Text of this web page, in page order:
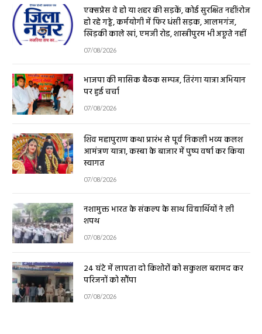
एक्सप्रेस वे हो या शहर की सड़कें, कोई सुरक्षित नहीं!रोज
हो रहे गड्ढे, कर्मयोगी में फिर धंसी सड़क, आलमगंज,
खिड़की काले खां, एमजी रोड, शास्त्रीपुरम भी अछूते नहीं
07/08/2026
भाजपा की मासिक बैठक सम्पन्न, तिरंगा यात्रा अभियान
पर हुई चर्चा
07/08/2026
शिव महापुराण कथा प्रारंभ से पूर्व निकली भव्य कलश
आमंत्रण यात्रा, कस्बा के बाजार में पुष्प वर्षा कर किया
स्वागत
07/08/2026
नशामुक्त भारत के संकल्प के साथ विद्यार्थियों ने ली
शपथ
07/08/2026
24 घंटे में लापता दो किशोरों को सकुशल बरामद कर
परिजनों को सौंपा
07/08/2026